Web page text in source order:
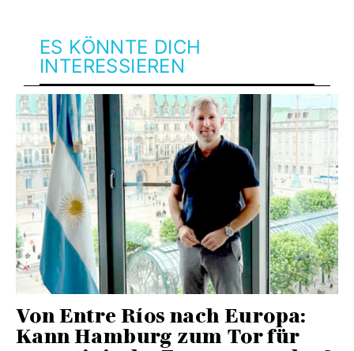
ES KÖNNTE DICH
INTERESSIEREN
Von Entre Ríos nach Europa:
Kann Hamburg zum Tor für